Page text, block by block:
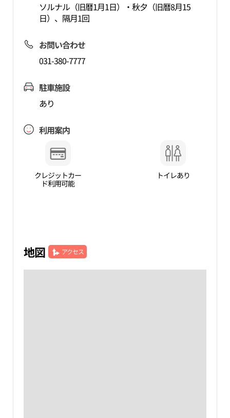
ソルナル（旧暦1月1日）・秋夕（旧暦8月15
日）、隔月1回
お問い合わせ
031-380-7777
駐車施設
あり
利用案内
クレジットカー
ド利用可能
トイレあり
地図 アクセス